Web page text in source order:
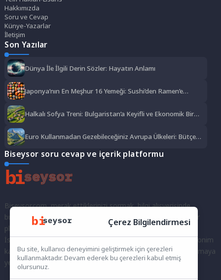
Hakkımızda
Soru ve Cevap
Künye-Yazarlar
İletişim
Son Yazılar
Dünya İle İlgili Derin Sözler: Hayatın Anlamı
Japonya’nın En Meşhur 16 Yemeği: Sushi’den Ramen’e
Halkalı Sofya Treni: Bulgaristan’a Keyifli ve Ekonomik Bir
Euro Kullanmadan Gezebileceğiniz Avrupa Ülkeleri: Bütçe
Biseysor soru cevap ve içerik platformu
Biseysor.com, merak ettiklerinizi sormak, bilgi alışverişinde
bulunmak ve fikirlerinizi paylaşmak için bir araya geldiğimiz bir
platformdur.
İster kayıtlı bir kullanıcı olarak topluluğumuza katılın, ister anonim
kalarak sorularınızı yöneltin; burada her türlü soruya ve tartışmaya
yer var. Bilgiyi keşfetmek ve paylaşmak için bize katılın!
Çerez Bilgilendirmesi
Bu site, kullanıcı deneyimini geliştirmek için çerezleri
kullanmaktadır. Devam ederek bu çerezleri kabul etmiş
olursunuz.